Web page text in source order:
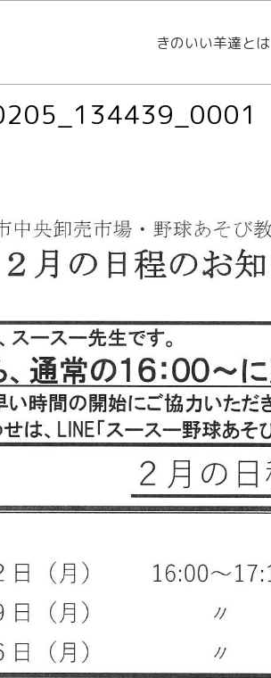
きのいい羊達とは